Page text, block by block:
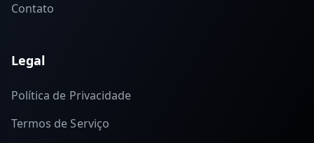
Contato
Legal
Política de Privacidade
Termos de Serviço